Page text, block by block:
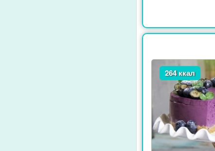
264 ккал